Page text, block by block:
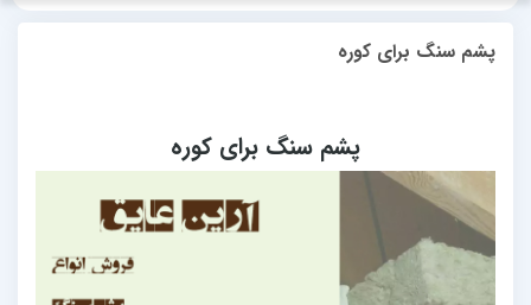
پشم سنگ برای کوره
پشم سنگ برای کوره